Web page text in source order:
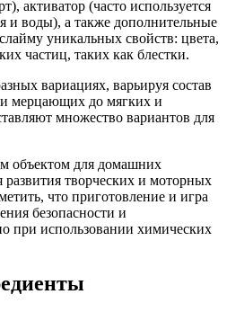
активатор (часто используется
и воды), а также дополнительные
уникальных свойств: цвета,
частиц, таких как блестки.
вариациях, варьируя состав
и мерцающих до мягких и
множество вариантов для
объектом для домашних
развития творческих и моторных
что приготовление и игра
безопасности и
при использовании химических